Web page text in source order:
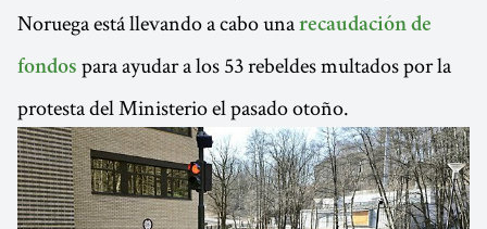
Noruega está llevando a cabo una recaudación de
fondos para ayudar a los 53 rebeldes multados por la
protesta del Ministerio el pasado otoño.